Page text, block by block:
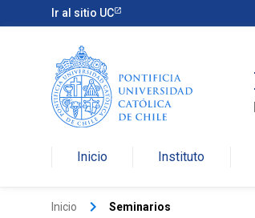
Ir al sitio UC
Inicio Instituto
Inicio keyboard_arrow_right Seminarios